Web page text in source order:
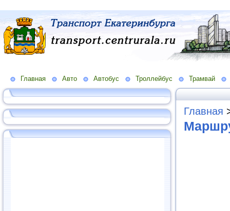
Главная Авто Автобус Троллейбус Трамвай
Главная